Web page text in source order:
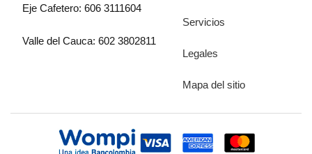
Eje Cafetero: 606 3111604
Valle del Cauca: 602 3802811
Servicios
Legales
Mapa del sitio